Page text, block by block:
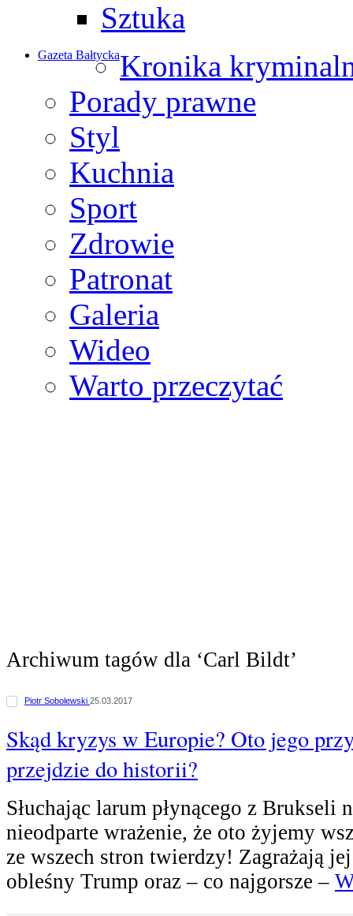
Sztuka
Gazeta BałtyckaKronika
Porady prawne
Styl
Kuchnia
Sport
Zdrowie
Patronat
Galeria
Wideo
Warto przeczytać
Archiwum tagów dla ‘Carl Bildt’
Piotr Sobolewski 25.03.2017
Skąd kryzys w Europie? Oto jego
przejdzie do historii?
Słuchając larum płynącego z Brukseli
nieodparte wrażenie, że oto żyjemy
ze wszech stron twierdzy! Zagrażają
obleśny Trump oraz – co najgorsze –